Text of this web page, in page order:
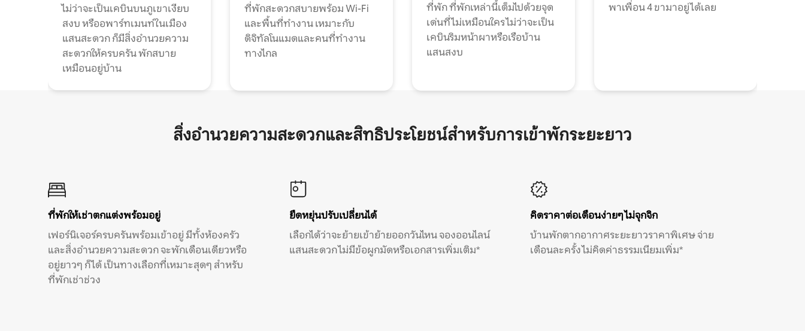
ไม่ว่าจะเป็นเคบินบนภูเขาเงียบ
สงบ หรืออพาร์ทเมนท์ในเมือง
แสนสะดวก ก็มีสิ่งอำนวยความ
สะดวกให้ครบครัน พักสบาย
เหมือนอยู่บ้าน
ที่พักสะดวกสบายพร้อม Wi-Fi
และพื้นที่ทำงาน เหมาะกับ
ดิจิทัลโนแมดและคนที่ทำงาน
ทางไกล
ที่พัก ที่พักเหล่านี้เต็มไปด้วยจุด
เด่นที่ไม่เหมือนใคร ไม่ว่าจะเป็น
เคบินริมหน้าผาหรือเรือบ้าน
แสนสงบ
พาเพื่อน 4 ขามาอยู่ได้เลย
สิ่งอำนวยความสะดวกและสิทธิประโยชน์สำหรับการเข้าพักระยะยาว
ที่พักให้เช่าตกแต่งพร้อมอยู่
เฟอร์นิเจอร์ครบครันพร้อมเข้าอยู่ มีทั้งห้องครัว
และสิ่งอำนวยความสะดวก จะพักเดือนเดียวหรือ
อยู่ยาวๆ ก็ได้ เป็นทางเลือกที่เหมาะสุดๆ สำหรับ
ที่พักเช่าช่วง
ยืดหยุ่นปรับเปลี่ยนได้
เลือกได้ว่าจะย้ายเข้าย้ายออกวันไหน จองออนไลน์
แสนสะดวก ไม่มีข้อผูกมัดหรือเอกสารเพิ่มเติม*
คิดราคาต่อเดือนง่ายๆ ไม่จุกจิก
บ้านพักตากอากาศระยะยาวราคาพิเศษ จ่าย
เดือนละครั้ง ไม่คิดค่าธรรมเนียมเพิ่ม*